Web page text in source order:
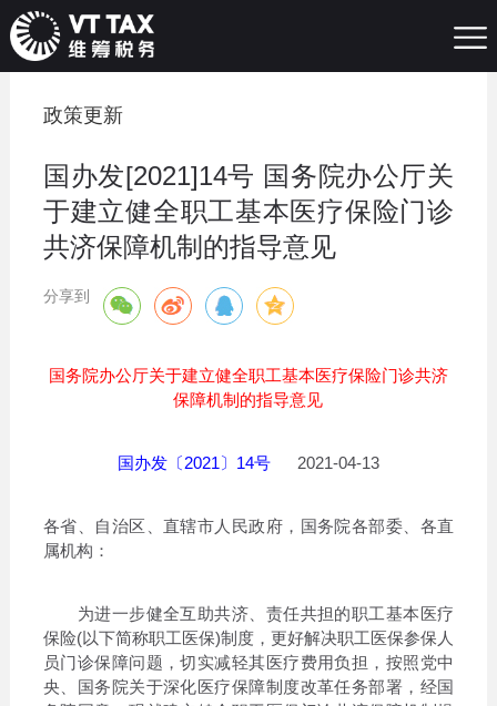
政策更新
国办发[2021]14号 国务院办公厅关
于建立健全职工基本医疗保险门诊
共济保障机制的指导意见
分享到
国务院办公厅关于建立健全职工基本医疗保险门诊共济
保障机制的指导意见
国办发〔2021〕14号2021-04-13
各省、自治区、直辖市人民政府，国务院各部委、各直
属机构：
为进一步健全互助共济、责任共担的职工基本医疗
保险(以下简称职工医保)制度，更好解决职工医保参保人
员门诊保障问题，切实减轻其医疗费用负担，按照党中
央、国务院关于深化医疗保障制度改革任务部署，经国